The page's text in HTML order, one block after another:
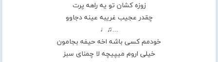
زوزه کشان تو یه راهه پرت
چقدر عجیب غریبه عینه دجاوو
...♫♩
خودمم کسی باشه اخه حیفه بجامون
خیلی اروم میپیچه لا چمنای سبز